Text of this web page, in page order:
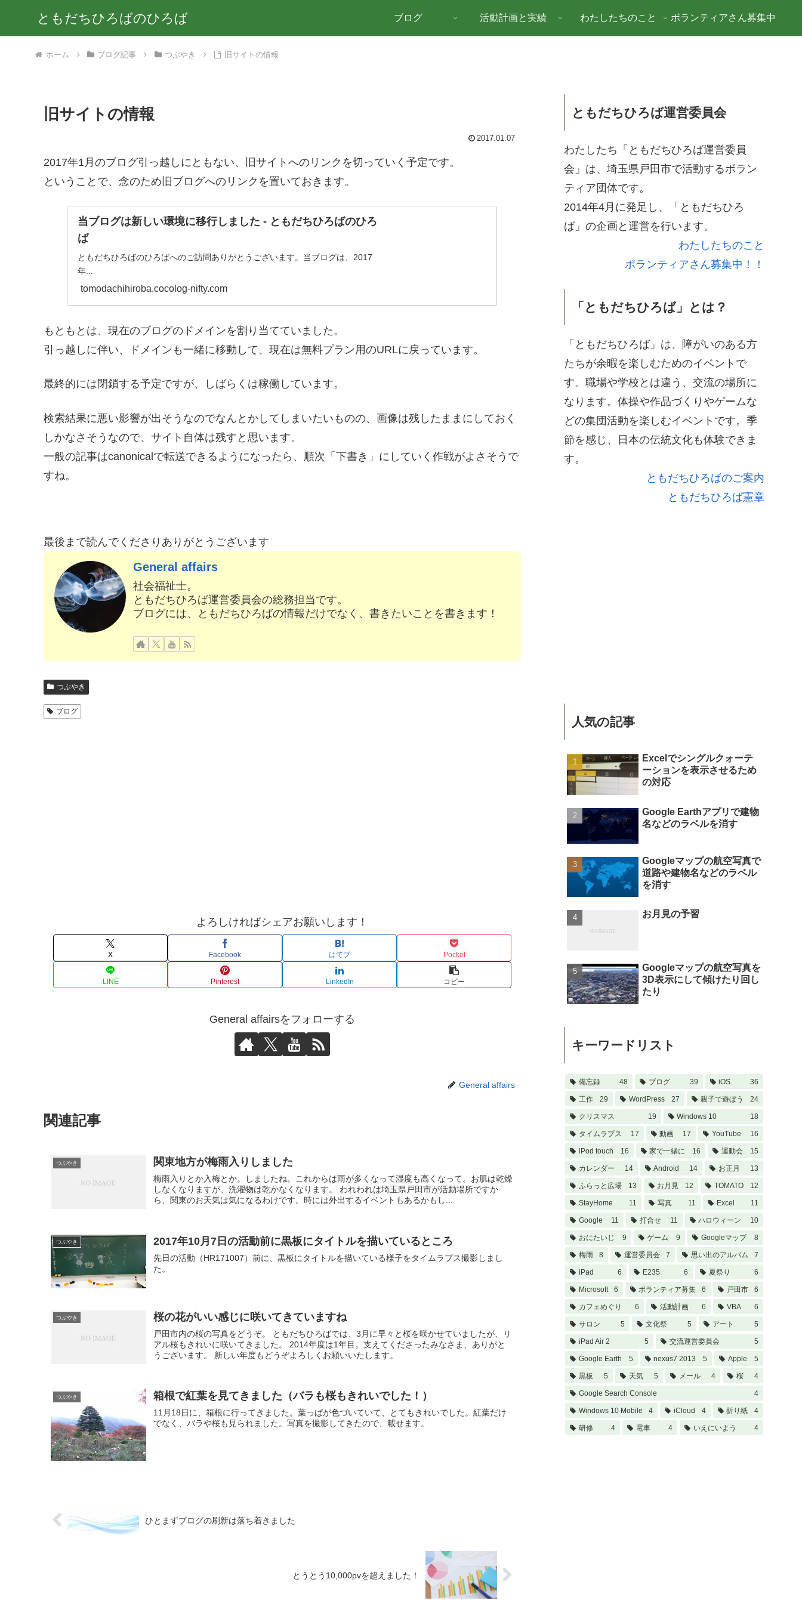
ともだちひろばのひろば ブログ 活動計画と実績 わたしたちのこと ボランティアさん募集中
ホーム ブログ記事 つぶやき 旧サイトの情報
旧サイトの情報
2017.01.07
2017年1月のブログ引っ越しにともない、旧サイトへのリンクを切っていく予定です。
ということで、念のため旧ブログへのリンクを置いておきます。
当ブログは新しい環境に移行しました - ともだちひろばのひろ
ば
ともだちひろばのひろばへのご訪問ありがとうございます。当ブログは、2017
年...
tomodachihiroba.cocolog-nifty.com
もともとは、現在のブログのドメインを割り当てていました。
引っ越しに伴い、ドメインも一緒に移動して、現在は無料プラン用のURLに戻っています。
最終的には閉鎖する予定ですが、しばらくは稼働しています。
検索結果に悪い影響が出そうなのでなんとかしてしまいたいものの、画像は残したままにしておく
しかなさそうなので、サイト自体は残すと思います。
一般の記事はcanonicalで転送できるようになったら、順次「下書き」にしていく作戦がよさそうで
すね。
最後まで読んでくださりありがとうございます
General affairs
社会福祉士。
ともだちひろば運営委員会の総務担当です。
ブログには、ともだちひろばの情報だけでなく、書きたいことを書きます！
つぶやき
ブログ
よろしければシェアお願いします！
X Facebook はてブ Pocket
LINE Pinterest LinkedIn コピー
General affairsをフォローする
General affairs
関連記事
つぶやき 関東地方が梅雨入りしました
梅雨入りとか入梅とか。しましたね。これからは雨が多くなって湿度も高くなって。お肌は乾燥
しなくなりますが、洗濯物は乾かなくなります。 われわれは埼玉県戸田市が活動場所ですか
ら、関東のお天気は気になるわけです。時には外出するイベントもあるかもし...
つぶやき 2017年10月7日の活動前に黒板にタイトルを描いているところ
先日の活動（HR171007）前に、黒板にタイトルを描いている様子をタイムラプス撮影しまし
た。
つぶやき 桜の花がいい感じに咲いてきていますね
戸田市内の桜の写真をどうぞ。 ともだちひろばでは、3月に早々と桜を咲かせていましたが、リ
アル桜もきれいに咲いてきました。 2014年度は1年目。支えてくださったみなさま、ありがと
うございます。 新しい年度もどうぞよろしくお願いいたします。
つぶやき 箱根で紅葉を見てきました（バラも桜もきれいでした！）
11月18日に、箱根に行ってきました。葉っぱが色づいていて、とてもきれいでした。紅葉だけ
でなく、バラや桜も見られました。写真を撮影してきたので、載せます。
ひとまずブログの刷新は落ち着きました
とうとう10,000pvを超えました！
ともだちひろば運営委員会
わたしたち「ともだちひろば運営委員
会」は、埼玉県戸田市で活動するボラン
ティア団体です。
2014年4月に発足し、「ともだちひろ
ば」の企画と運営を行います。
わたしたちのこと
ボランティアさん募集中！！
「ともだちひろば」とは？
「ともだちひろば」は、障がいのある方
たちが余暇を楽しむためのイベントで
す。職場や学校とは違う、交流の場所に
なります。体操や作品づくりやゲームな
どの集団活動を楽しむイベントです。季
節を感じ、日本の伝統文化も体験できま
す。
ともだちひろばのご案内
ともだちひろば憲章
人気の記事
Excelでシングルクォーテ
ーションを表示させるため
の対応
Google Earthアプリで建物
名などのラベルを消す
Googleマップの航空写真で
道路や建物名などのラベル
を消す
お月見の予習
Googleマップの航空写真を
3D表示にして傾けたり回し
たり
キーワードリスト
備忘録 48 ブログ 39 iOS 36
工作 29 WordPress 27 親子で遊ぼう 24
クリスマス 19 Windows 10 18
タイムラプス 17 動画 17 YouTube 16
iPod touch 16 家で一緒に 16 運動会 15
カレンダー 14 Android 14 お正月 13
ふらっと広場 13 お月見 12 TOMATO 12
StayHome 11 写真 11 Excel 11
Google 11 打合せ 11 ハロウィーン 10
おにたいじ 9 ゲーム 9 Googleマップ 8
梅雨 8 運営委員会 7 思い出のアルバム 7
iPad 6 E235 6 夏祭り 6
Microsoft 6 ボランティア募集 6 戸田市 6
カフェめぐり 6 活動計画 6 VBA 6
サロン 5 文化祭 5 アート 5
iPad Air 2 5 交流運営委員会 5
Google Earth 5 nexus7 2013 5 Apple 5
黒板 5 天気 5 メール 4 桜 4
Google Search Console 4
Windows 10 Mobile 4 iCloud 4 折り紙 4
研修 4 電車 4 いえにいよう 4